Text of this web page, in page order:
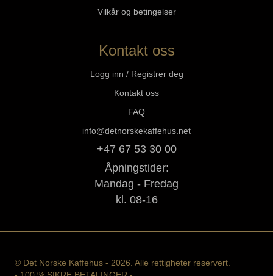
Vilkår og betingelser
Kontakt oss
Logg inn / Registrer deg
Kontakt oss
FAQ
info@detnorskekaffehus.net
+47 67 53 30 00
Åpningstider:
Mandag - Fredag
kl. 08-16
© Det Norske Kaffehus - 2026. Alle rettigheter reservert.